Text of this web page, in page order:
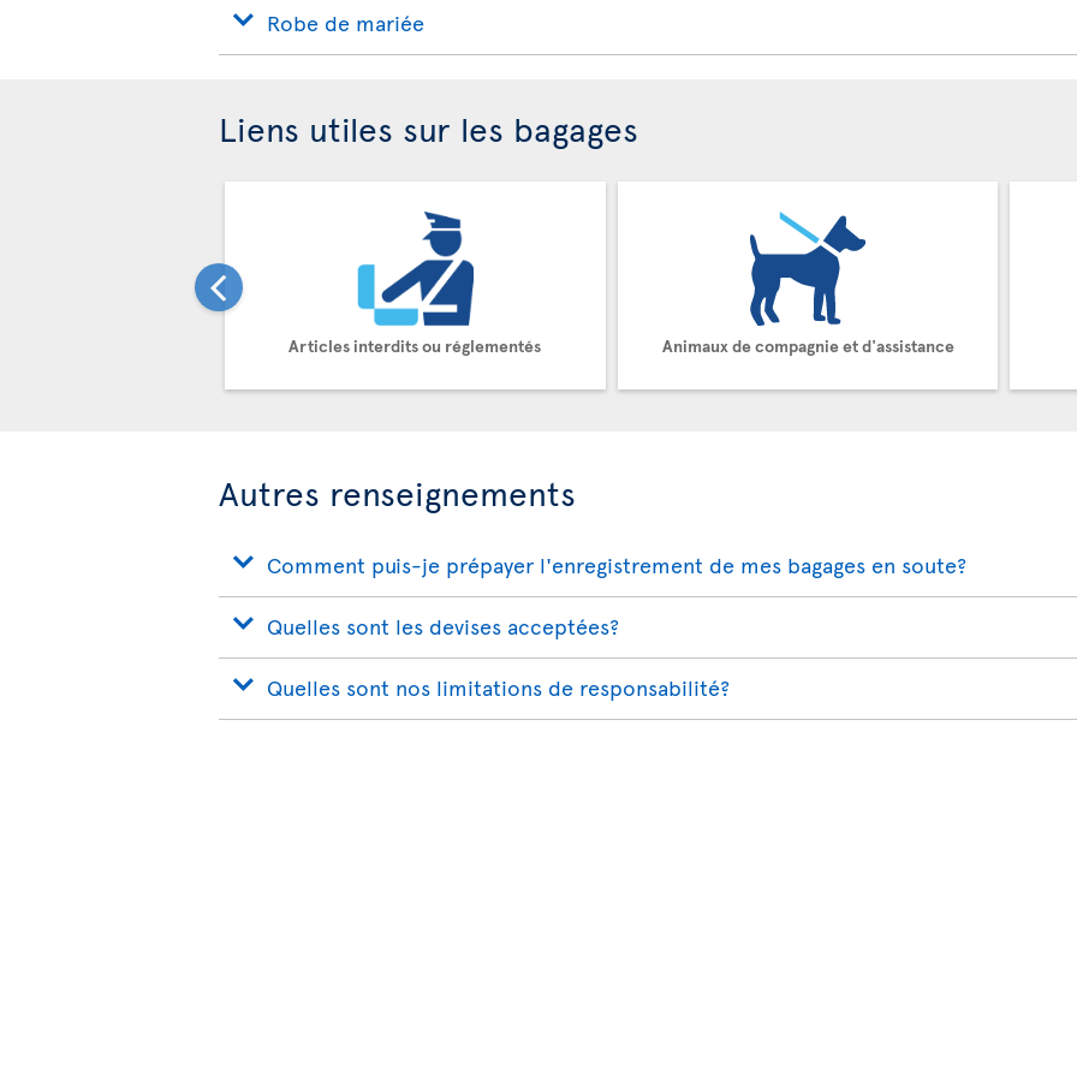
Robe de mariée
Liens utiles sur les bagages
Articles interdits ou réglementés Animaux de compagnie et d'assistance
Autres renseignements
Comment puis-je prépayer l'enregistrement de mes bagages en soute?
Quelles sont les devises acceptées?
Quelles sont nos limitations de responsabilité?